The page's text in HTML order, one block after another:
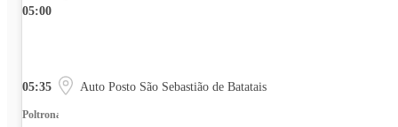
05:00
05:35 Auto Posto São Sebastião de Batatais
Poltrona